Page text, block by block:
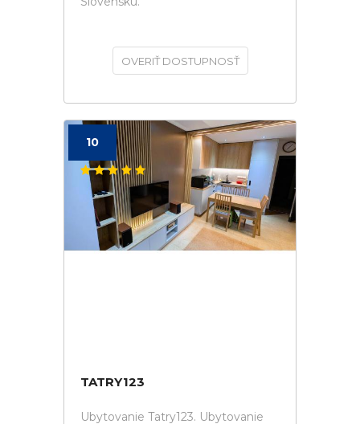
OVERIŤ DOSTUPNOSŤ
10
TATRY123
Ubytovanie Tatry123. Ubytovanie